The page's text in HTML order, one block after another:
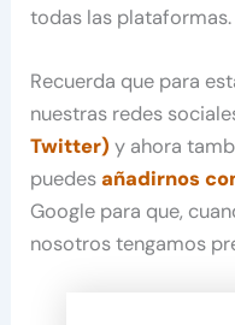
todas las plataformas.
Recuerda que para
nuestras redes
Twitter) y ahora
puedesañadirnos
Google para que,
nosotros tengamos